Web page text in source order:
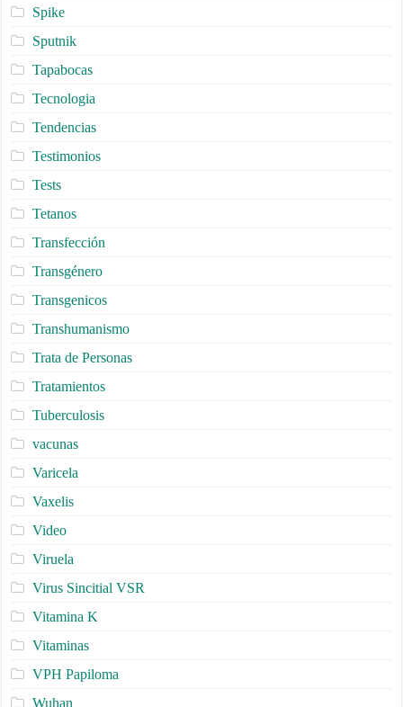
Spike
Sputnik
Tapabocas
Tecnologia
Tendencias
Testimonios
Tests
Tetanos
Transfección
Transgénero
Transgenicos
Transhumanismo
Trata de Personas
Tratamientos
Tuberculosis
vacunas
Varicela
Vaxelis
Video
Viruela
Virus Sincitial VSR
Vitamina K
Vitaminas
VPH Papiloma
Wuhan